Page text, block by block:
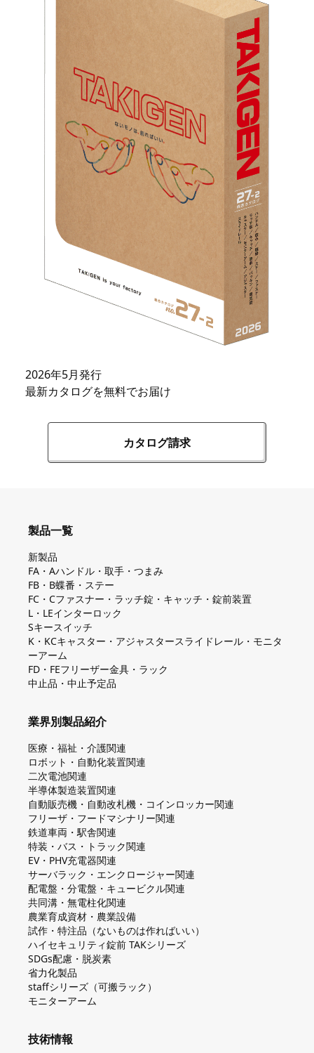
2026年5月発行
最新カタログを無料でお届け
カタログ請求
製品一覧
新製品
FA・Aハンドル・取手・つまみ
FB・B蝶番・ステー
FC・Cファスナー・ラッチ錠・キャッチ・錠前装置
L・LEインターロック
Sキースイッチ
K・KCキャスター・アジャスタースライドレール・モニタ
ーアーム
FD・FEフリーザー金具・ラック
中止品・中止予定品
業界別製品紹介
医療・福祉・介護関連
ロボット・自動化装置関連
二次電池関連
半導体製造装置関連
自動販売機・自動改札機・コインロッカー関連
フリーザ・フードマシナリー関連
鉄道車両・駅舎関連
特装・バス・トラック関連
EV・PHV充電器関連
サーバラック・エンクロージャー関連
配電盤・分電盤・キュービクル関連
共同溝・無電柱化関連
農業育成資材・農業設備
試作・特注品（ないものは作ればいい）
ハイセキュリティ錠前 TAKシリーズ
SDGs配慮・脱炭素
省力化製品
staffシリーズ（可搬ラック）
モニターアーム
技術情報